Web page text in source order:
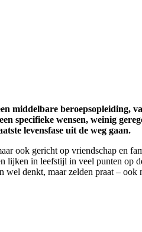
middelbare beroepsopleiding,
specifieke wensen, weinig
levensfase uit de weg gaan.
ook gericht op vriendschap en
lijken in leefstijl in veel punten op
wel denkt, maar zelden praat –